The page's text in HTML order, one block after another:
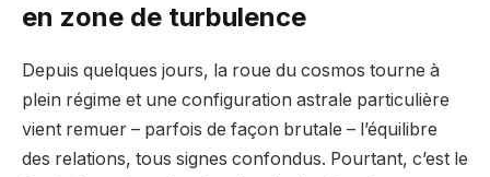
en zone de turbulence
Depuis quelques jours, la roue du cosmos tourne à
plein régime et une configuration astrale particulière
vient remuer – parfois de façon brutale – l’équilibre
des relations, tous signes confondus. Pourtant, c’est le